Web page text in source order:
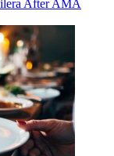
After AMA